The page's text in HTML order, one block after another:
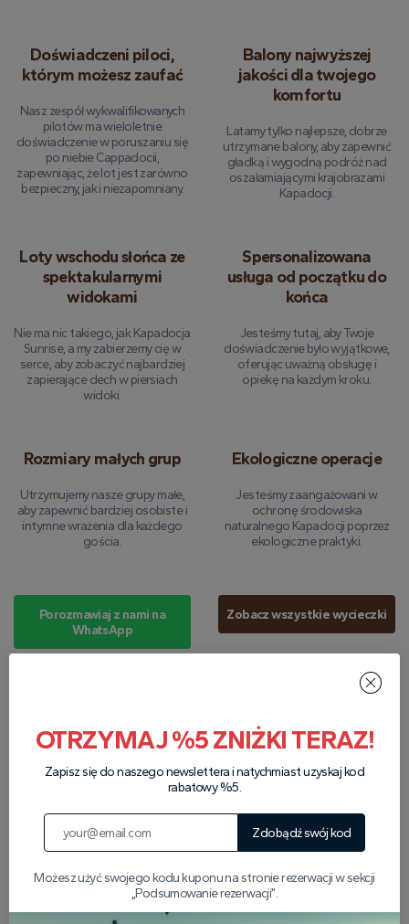
Doświadczeni piloci,
którym możesz zaufać
Nasz zespół wykwalifikowanych
pilotów ma wieloletnie
doświadczenie w poruszaniu się
po niebie Cappadocii,
zapewniając, że lot jest zarówno
bezpieczny, jak i niezapomniany.
Balony najwyższej
jakości dla twojego
komfortu
Latamy tylko najlepsze, dobrze
utrzymane balony, aby zapewnić
gładką i wygodną podróż nad
oszałamiającymi krajobrazami
Kapadocji.
Loty wschodu słońca ze
spektakularnymi
widokami
Nie ma nic takiego, jak Kapadocja
Sunrise, a my zabierzemy cię w
serce, aby zobaczyć najbardziej
zapierające dech w piersiach
widoki.
Spersonalizowana
usługa od początku do
końca
Jesteśmy tutaj, aby Twoje
doświadczenie było wyjątkowe,
oferując uważną obsługę i
opiekę na każdym kroku.
Rozmiary małych grup
Utrzymujemy nasze grupy małe,
aby zapewnić bardziej osobiste i
intymne wrażenia dla każdego
gościa.
Ekologiczne operacje
Jesteśmy zaangażowani w
ochronę środowiska
naturalnego Kapadocji poprzez
ekologiczne praktyki.
Porozmawiaj z nami na
WhatsApp
Zobacz wszystkie wycieczki
Nasi partnerzy
OTRZYMAJ %5 ZNIŻKI TERAZ!
Zapisz się do naszego newslettera i natychmiast uzyskaj kod
rabatowy %5.
Zdobądź swój kod
Możesz użyć swojego kodu kuponu na stronie rezerwacji w sekcji
„Podsumowanie rezerwacji”.